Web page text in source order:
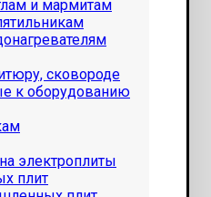
и мармитам
сковороде
к оборудованию
электроплиты
плит